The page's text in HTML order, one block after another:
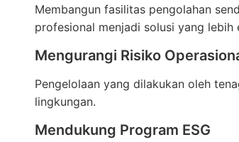
Membangun fasilitas pengolahan
profesional menjadi solusi yang lebih
Mengurangi Risiko
Pengelolaan yang dilakukan oleh
lingkungan.
Mendukung Program ESG